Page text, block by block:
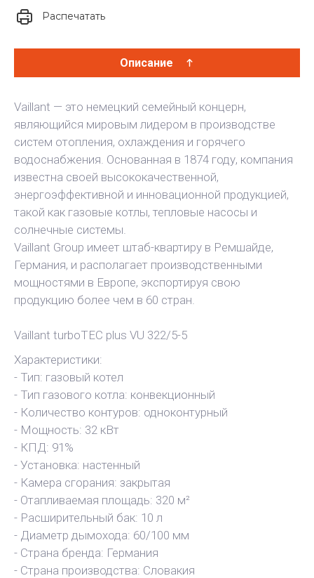
Распечатать
Описание
Vaillant — это немецкий семейный концерн,
являющийся мировым лидером в производстве
систем отопления, охлаждения и горячего
водоснабжения. Основанная в 1874 году, компания
известна своей высококачественной,
энергоэффективной и инновационной продукцией,
такой как газовые котлы, тепловые насосы и
солнечные системы.
Vaillant Group имеет штаб-квартиру в Ремшайде,
Германия, и располагает производственными
мощностями в Европе, экспортируя свою
продукцию более чем в 60 стран.
Vaillant turboTEC plus VU 322/5-5
Характеристики:
- Тип: газовый котел
- Тип газового котла: конвекционный
- Количество контуров: одноконтурный
- Мощность: 32 кВт
- КПД: 91%
- Установка: настенный
- Камера сгорания: закрытая
- Отапливаемая площадь: 320 м²
- Расширительный бак: 10 л
- Диаметр дымохода: 60/100 мм
- Страна бренда: Германия
- Страна производства: Словакия